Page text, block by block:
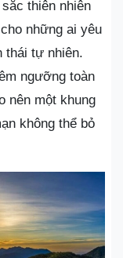
thiên nhiên
những ai yêu
thái tự nhiên.
ngưỡng toàn
nên một khung
không thể bỏ